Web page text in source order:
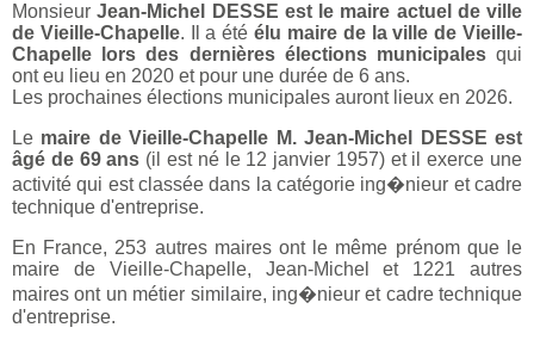
MonsieurJean-Michel DESSE est le maire actuel de ville
de Vieille-Chapelle. Il a étéélu maire de la ville de Vieille-
Chapelle lors des dernières élections municipalesqui
ont eu lieu en 2020 et pour une durée de 6 ans.
Les prochaines élections municipales auront lieux en 2026.
Le maire de Vieille-Chapelle M. Jean-Michel DESSE est
âgé de 69 ans (il est né le 12 janvier 1957) et il exerce une
activité qui est classée dans la catégorie ing�nieur et cadre
technique d'entreprise.
En France, 253 autres maires ont le même prénom que le
maire de Vieille-Chapelle, Jean-Michel et 1221 autres
maires ont un métier similaire, ing�nieur et cadre technique
d'entreprise.